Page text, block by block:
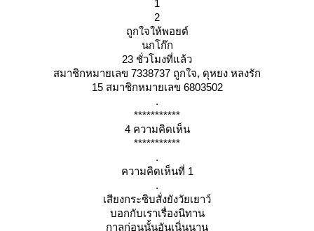
1
2
ถูกใจให้พอยต์
นกโก๊ก
23 ชั่วโมงที่แล้ว
สมาชิกหมายเลข 7338737 ถูกใจ, ดุหยง หลงรัก
15 สมาชิกหมายเลข 6803502
.
***********
4 ความคิดเห็น
***********
.
ความคิดเห็นที่ 1
.
เสียงกระซิบสั่งยังวัยเยาว์
บอกกับเราเรื่องนิทาน
กาลก่อนนั้นอันเนิ่นนาน